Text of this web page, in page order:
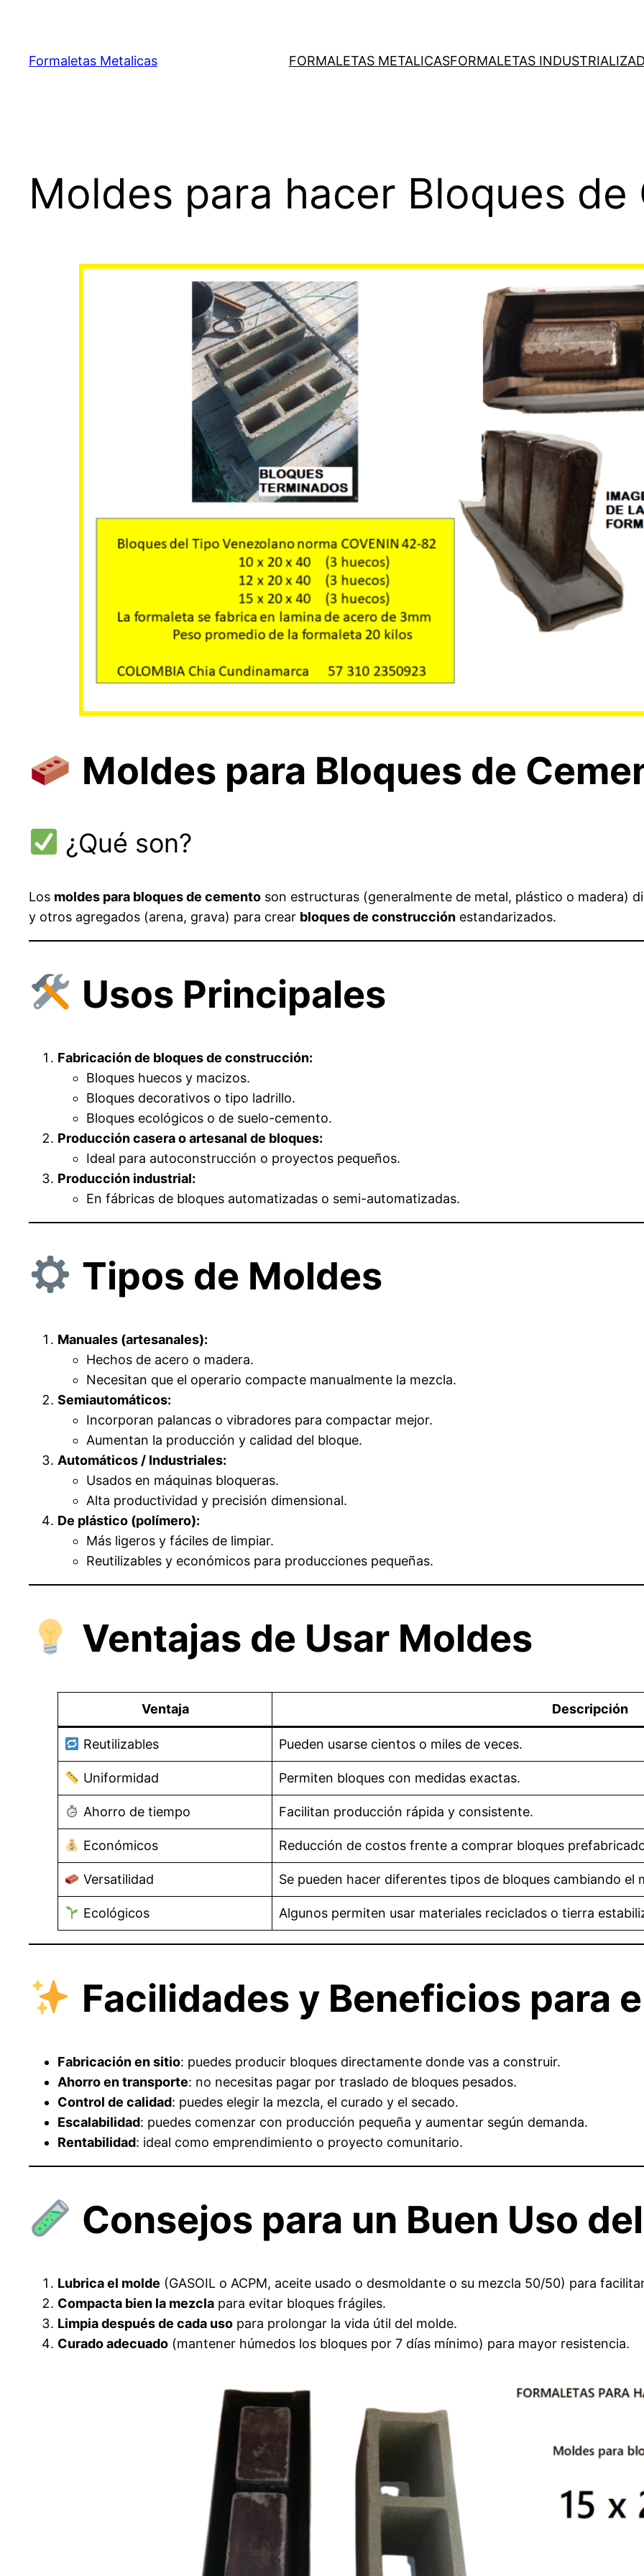
contenido
Formaletas Metalicas FORMALETAS METALICASFORMALETAS
Moldes para hacer Bloques de
Moldes para Bloques de
¿Qué son?
Los moldes para bloques de cemento son estructuras (generalmente de metal, plástico o madera)
y otros agregados (arena, grava) para crear bloques de construcción estandarizados.
Usos Principales
Fabricación de bloques de construcción:
Bloques huecos y macizos.
Bloques decorativos o tipo ladrillo.
Bloques ecológicos o de suelo-cemento.
Producción casera o artesanal de bloques:
Ideal para autoconstrucción o proyectos pequeños.
Producción industrial:
En fábricas de bloques automatizadas o semi-automatizadas.
Tipos de Moldes
Manuales (artesanales):
Hechos de acero o madera.
Necesitan que el operario compacte manualmente la mezcla.
Semiautomáticos:
Incorporan palancas o vibradores para compactar mejor.
Aumentan la producción y calidad del bloque.
Automáticos / Industriales:
Usados en máquinas bloqueras.
Alta productividad y precisión dimensional.
De plástico (polímero):
Más ligeros y fáciles de limpiar.
Reutilizables y económicos para producciones pequeñas.
Ventajas de Usar Moldes
Ventaja Descripción
Reutilizables Pueden usarse cientos o miles de veces.
Uniformidad Permiten bloques con medidas exactas.
Ahorro de tiempo Facilitan producción rápida y consistente.
Económicos Reducción de costos frente a comprar bloques
Versatilidad Se pueden hacer diferentes tipos de bloques cambiando el
Ecológicos Algunos permiten usar materiales reciclados o tierra
Facilidades y Beneficios para
Fabricación en sitio: puedes producir bloques directamente donde vas a construir.
Ahorro en transporte: no necesitas pagar por traslado de bloques pesados.
Control de calidad: puedes elegir la mezcla, el curado y el secado.
Escalabilidad: puedes comenzar con producción pequeña y aumentar según demanda.
Rentabilidad: ideal como emprendimiento o proyecto comunitario.
Consejos para un Buen Uso
Lubrica el molde (GASOIL o ACPM, aceite usado o desmoldante o su mezcla 50/50) para
Compacta bien la mezcla para evitar bloques frágiles.
Limpia después de cada uso para prolongar la vida útil del molde.
Curado adecuado (mantener húmedos los bloques por 7 días mínimo) para mayor resistencia.